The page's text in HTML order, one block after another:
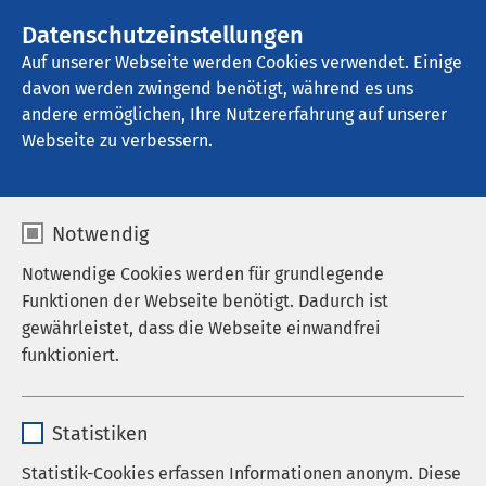
Datenschutzeinstellungen
Auf unserer Webseite werden Cookies verwendet. Einige
davon werden zwingend benötigt, während es uns
andere ermöglichen, Ihre Nutzererfahrung auf unserer
Webseite zu verbessern.
Notwendig
Notwendige Cookies werden für grundlegende
Funktionen der Webseite benötigt. Dadurch ist
gewährleistet, dass die Webseite einwandfrei
funktioniert.
Anbieter sgalinski
Statistiken
Statistik-Cookies erfassen Informationen anonym. Diese
AMEOS Klinikum Eutin
Hygiene
Das Hygienemanagement berät die
Krankenhausleitung und die Mitarbeitenden im
Es beschließt übergeordnete Maßnahmen zur
Krankenhausinfektionen. Zum Hygieneteam